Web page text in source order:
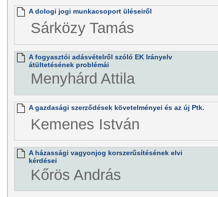
A dologi jogi munkacsoport üléseiről
Sárközy Tamás
A fogyasztói adásvételről szóló EK Irányelv
átültetésének problémái
Menyhárd Attila
A gazdasági szerződések követelményei és az új Ptk.
Kemenes István
A házassági vagyonjog korszerűsítésének elvi
kérdései
Kőrös András